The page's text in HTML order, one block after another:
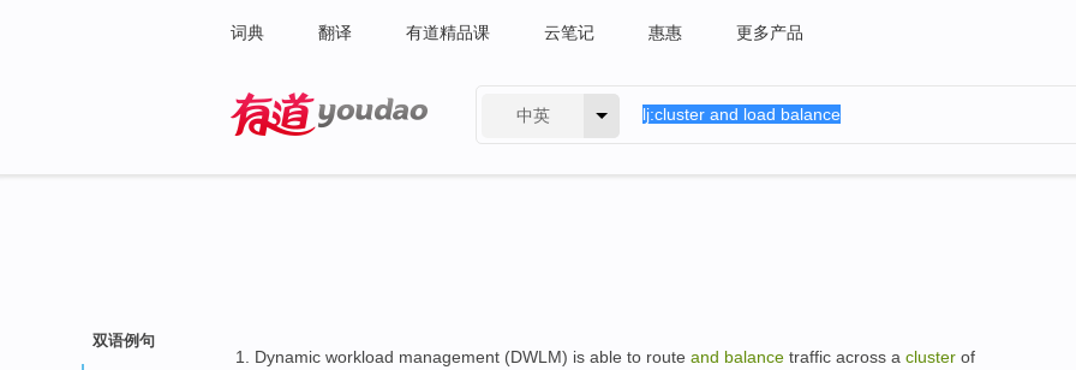
词典 翻译 有道精品课 云笔记 惠惠 更多产品
中英
双语例句
Dynamic workload management (DWLM) is able to route and balance traffic across a cluster of